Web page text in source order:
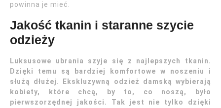
powinna je mieć.
Jakość tkanin i staranne szycie
odzieży
Luksusowe ubrania szyje się z najlepszych tkanin.
Dzięki temu są bardziej komfortowe w noszeniu i
służą dłużej. Ekskluzywną odzież damską wybierają
kobiety, które chcą, by to, co noszą, było
pierwszorzędnej jakości. Tak jest nie tylko dzięki